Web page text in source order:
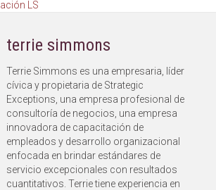
LS
terrie simmons
Terrie Simmons es una empresaria, líder
cívica y propietaria de Strategic
Exceptions, una empresa profesional de
consultoría de negocios, una empresa
innovadora de capacitación de
empleados y desarrollo organizacional
enfocada en brindar estándares de
servicio excepcionales con resultados
cuantitativos. Terrie tiene experiencia en